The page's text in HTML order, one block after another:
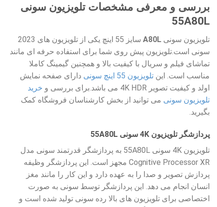
بررسی و معرفی مشخصات تلویزیون سونی
55A80L
تلویزیون سونی A80L
سایز 55 اینچ یکی از تلویزیون های 2023
سونی است.تلویزیون پیش روی شما برای استفاده حرفه ای مانند
تماشای فیلم و سریال با کیفیت بالا و همچنین گیمینگ کاملا
مناسب است. این تلویزیون 55 اینچ سونی
دارای صفحه نمایش
اولد و کیفیت تصویر 4K HDR می باشد.برای بررسی و
خرید
تلویزیون سونی می توانید از بخش کارشناسان فروشگاه کمک
بگیرید.
پردازشگر تلویزیون 4K سونی 55A80L
تلویزیون 4K سونی 55A80L به پردازشگر قدرتمند سونی مدل
Cognitive Processor XR مجهز است. این پردازشگر وظیفه
پردازش تصویر و صدا را به عهده دارد و این کار را مانند مغز
انسان انجام می دهد. این پردازشگر توسط سونی به صورت
اختصاصی برای تلویزیون های بالا رده سونی تولید شده است و